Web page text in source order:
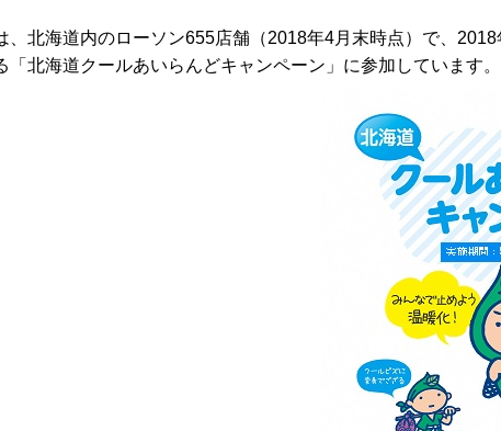
、北海道内のローソン655店舗（2018年4月末時点）で、
「北海道クールあいらんどキャンペーン」に参加しています。